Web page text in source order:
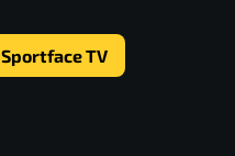
Sportface TV